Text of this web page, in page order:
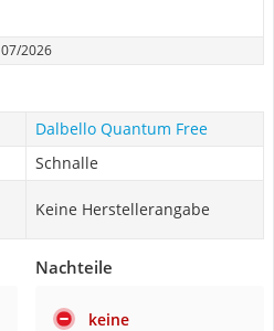
07/2026
Dalbello Quantum Free
Schnalle
Keine Herstellerangabe
Nachteile
keine